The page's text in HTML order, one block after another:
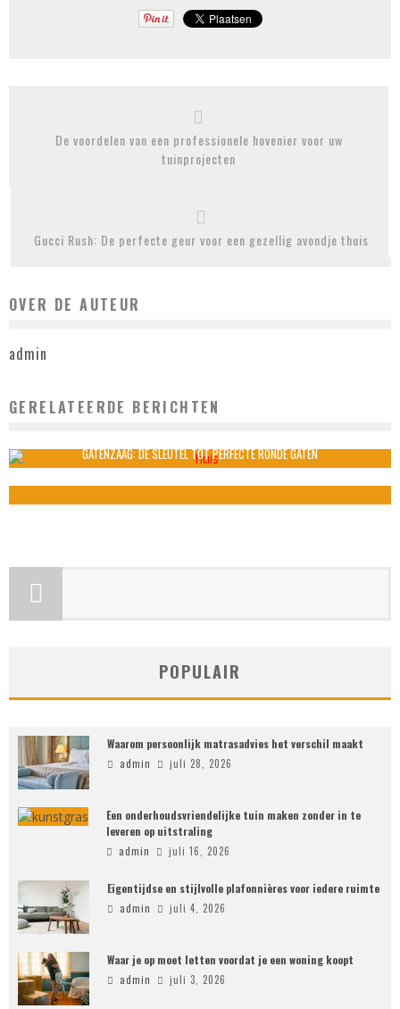
De voordelen van een professionele hovenier voor uw
tuinprojecten
Gucci Rush: De perfecte geur voor een gezellig avondje thuis
OVER DE AUTEUR
admin
GERELATEERDE BERICHTEN
EEN NIEUW KANTOOR INRICHTEN? HIER MOET JE AAN DENKEN
GATENZAAG: DE SLEUTEL TOT PERFECTE RONDE GATEN
POPULAIR
Waarom persoonlijk matrasadvies het verschil maakt
admin juli 28, 2026
Een onderhoudsvriendelijke tuin maken zonder in te
leveren op uitstraling
admin juli 16, 2026
Eigentijdse en stijlvolle plafonnières voor iedere ruimte
admin juli 4, 2026
Waar je op moet letten voordat je een woning koopt
admin juli 3, 2026